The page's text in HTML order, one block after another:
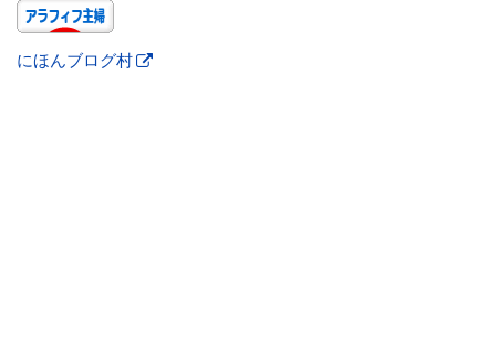
にほんブログ村